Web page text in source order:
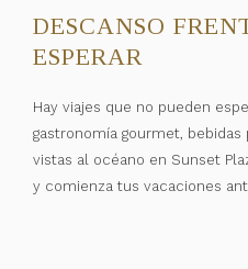
DESCANSO
ESPERAR
Hay viajes que no pueden
gastronomía gourmet,
vistas al océano en Sunset
y comienza tus vacaciones